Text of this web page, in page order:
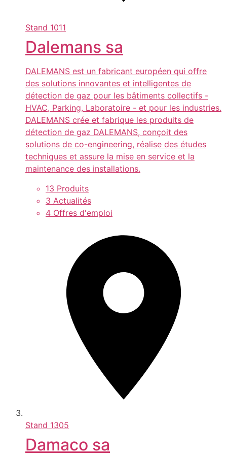
Stand 1011
Dalemans sa
DALEMANS est un fabricant européen qui offre
des solutions innovantes et intelligentes de
détection de gaz pour les bâtiments collectifs -
HVAC, Parking, Laboratoire - et pour les industries.
DALEMANS crée et fabrique les produits de
détection de gaz DALEMANS, conçoit des
solutions de co-engineering, réalise des études
techniques et assure la mise en service et la
maintenance des installations.
13 Produits
3 Actualités
4 Offres d'emploi
Stand 1305
Damaco sa